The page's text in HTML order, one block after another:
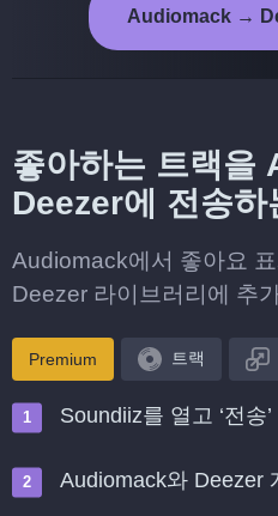
Audiomack →
좋아하는 트랙을
Deezer에 전송하
Audiomack에서 좋아요
Deezer 라이브러리에 추
Premium 트랙
Soundiiz를 열고 ‘전송
Audiomack와 Deezer